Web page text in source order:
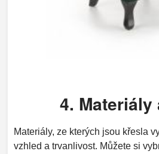
4. Materiály
Materiály, ze kterých jsou křesla
vzhled a trvanlivost. Můžete si